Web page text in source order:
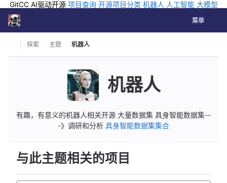
GitCC AI驱动开源 项目查询 开源项目分类 机器人 人工智能 大模型
排行
Skip to content
GitLab 切换导航
菜单
探索 主题 机器人
机器人
有趣，有意义的机器人相关开源 大量数据集 具身智能数据集--
-》调研和分析 具身智能数据集集合
与此主题相关的项目